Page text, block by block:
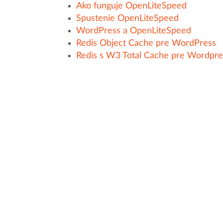
Ako funguje OpenLiteSpeed
Spustenie OpenLiteSpeed
WordPress a OpenLiteSpeed
Redis Object Cache pre WordPress
Redis s W3 Total Cache pre